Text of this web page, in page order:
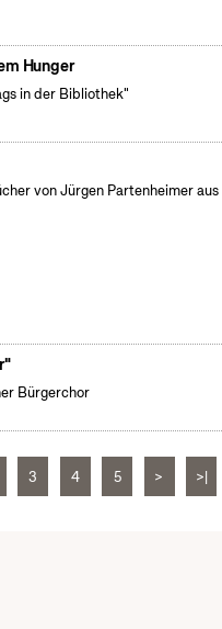
Hunger
in der Bibliothek"
von Jürgen Partenheimer aus
Bürgerchor
3 4 5 > >|